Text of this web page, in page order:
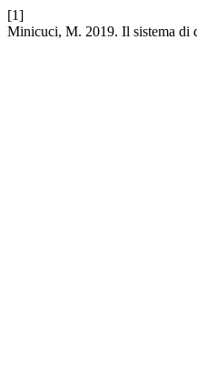
[1]
Minicuci, M. 2019. Il sistema di